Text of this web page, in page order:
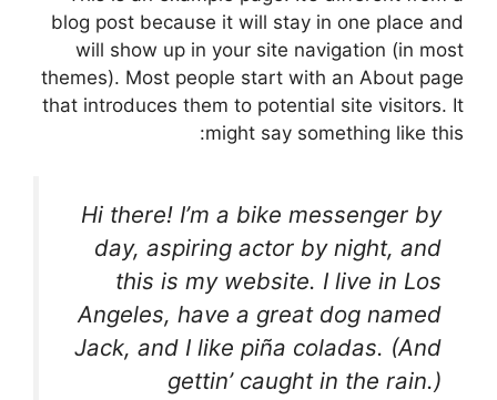
blog post because it will stay in one place and
will show up in your site navigation (in most
themes). Most people start with an About page
that introduces them to potential site visitors. It
might say something like this:
Hi there! I’m a bike messenger by
day, aspiring actor by night, and
this is my website. I live in Los
Angeles, have a great dog named
Jack, and I like piña coladas. (And
gettin’ caught in the rain.)